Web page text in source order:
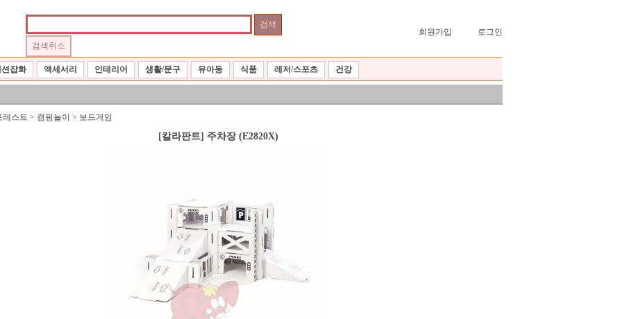
회원가입 로그인
잡화 액세서리 인테리어 생활/문구 유아동 식품 레저/스포츠 건강
레스트 > 캠핑놀이 > 보드게임
[칼라판트] 주차장 (E2820X)